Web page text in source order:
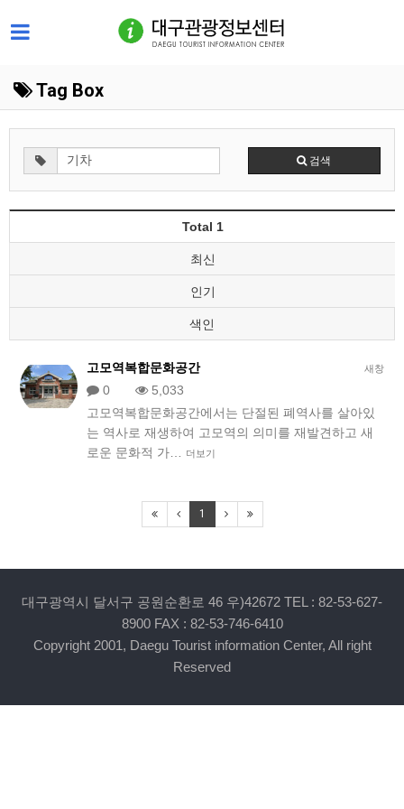
Tag Box
검색
Total 1
최신
인기
색인
새창
고모역복합문화공간
0
5,033
고모역복합문화공간에서는 단절된 폐역사를 살아있
는 역사로 재생하여 고모역의 의미를 재발견하고 새
로운 문화적 가…
더보기
1
대구광역시 달서구 공원순환로 46 우)42672 TEL : 82-53-627-
8900 FAX : 82-53-746-6410
Copyright 2001, Daegu Tourist information Center, All right
Reserved